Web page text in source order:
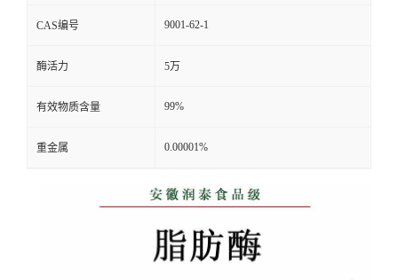
CAS编号 9001-62-1
酶活力 5万
有效物质含量 99%
重金属 0.00001%